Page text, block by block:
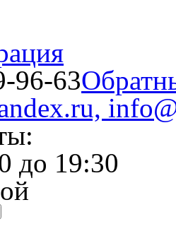
96-63
до 19:30